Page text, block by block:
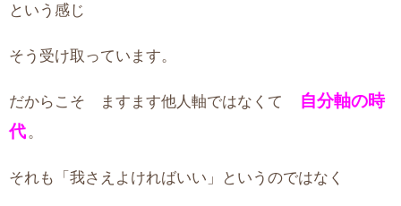
という感じ
そう受け取っています。
だからこそ ますます他人軸ではなくて
自分軸の時
代。
それも「我さえよければいい」というのではなく